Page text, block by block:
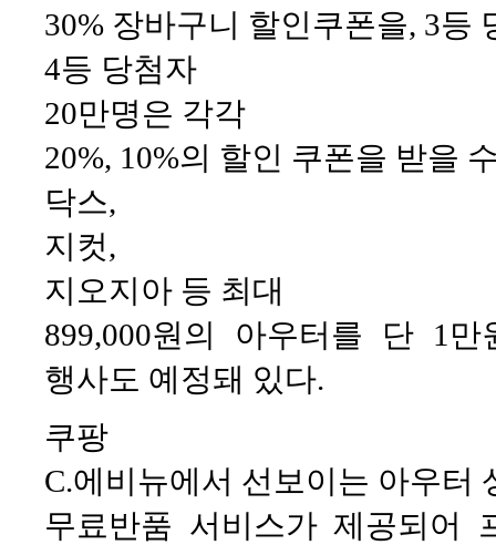
30% 장바구니 할인쿠폰을, 3등
4등 당첨자
20만명은 각각
20%, 10%의 할인 쿠폰을 받을
닥스,
지컷,
지오지아 등 최대
899,000원의 아우터를 단 1
행사도 예정돼 있다.
쿠팡
C.에비뉴에서 선보이는 아우터
무료반품 서비스가 제공되어